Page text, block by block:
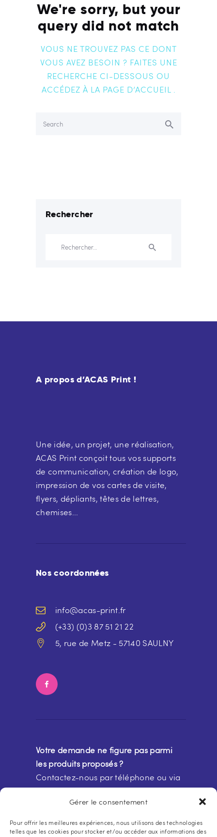
Gérer le consentement
Pour offrir les meilleures expériences, nous utilisons des technologies
telles que les cookies pour stocker et/ou accéder aux informations des
We're sorry, but your
query did not match
VOUS NE TROUVEZ PAS CE DONT
VOUS AVEZ BESOIN ? FAITES UNE
RECHERCHE CI-DESSOUS OU
ACCÉDEZ À LA PAGE D’ACCUEIL .
Rechercher
A propos d’ACAS Print !
Une idée, un projet, une réalisation,
ACAS Print conçoit tous vos supports
de communication, création de logo,
impression de vos cartes de visite,
flyers, dépliants, têtes de lettres,
chemises...
Nos coordonnées
info@acas-print.fr
(+33) (0)3 87 51 21 22
5, rue de Metz - 57140 SAULNY
Votre demande ne figure pas parmi
les produits proposés ?
Contactez-nous par téléphone ou via
notreformulaire de contact